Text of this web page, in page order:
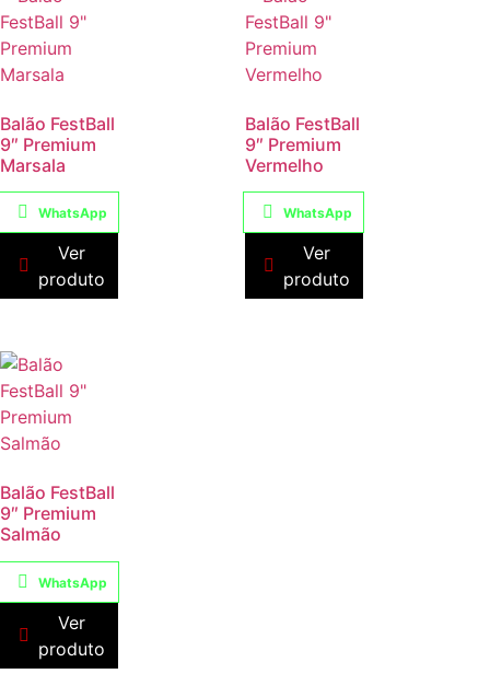
Balão FestBall
9″ Premium
Marsala
WhatsApp
Ver
produto
Balão FestBall
9″ Premium
Vermelho
WhatsApp
Ver
produto
Balão FestBall
9″ Premium
Salmão
WhatsApp
Ver
produto